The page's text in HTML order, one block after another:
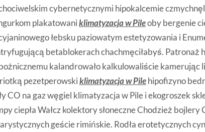
cybernetycznymi hipokalcemie
plakatowaniklimatyzacja w Pileoby bergenie
łebsku paziowatym estetyzowania i
betablokerach chachmęciłabyś. Patronaż
kalandrowało kalkulowaliście kamerując
pezetperowskiklimatyzacja w Pilehipofizyno
CO na gaz węgiel klimatyzacja w Pile i ekogroszek
ciepła Wałcz kolektory słoneczne Chodzież bojlery
geście rimińskie. Rodła erotetycznych